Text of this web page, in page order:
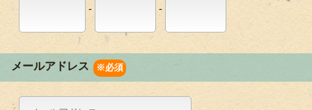
- -
メールアドレス ※必須